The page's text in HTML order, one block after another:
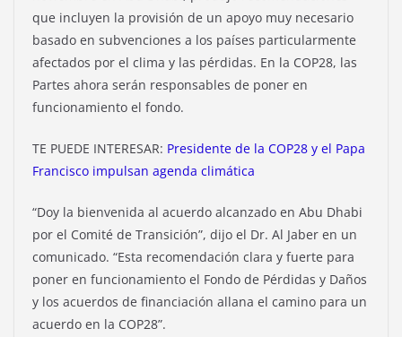
que incluyen la provisión de un apoyo muy necesario
basado en subvenciones a los países particularmente
afectados por el clima y las pérdidas. En la COP28, las
Partes ahora serán responsables de poner en
funcionamiento el fondo.
TE PUEDE INTERESAR: Presidente de la COP28 y el Papa
Francisco impulsan agenda climática
“Doy la bienvenida al acuerdo alcanzado en Abu Dhabi
por el Comité de Transición”, dijo el Dr. Al Jaber en un
comunicado. “Esta recomendación clara y fuerte para
poner en funcionamiento el Fondo de Pérdidas y Daños
y los acuerdos de financiación allana el camino para un
acuerdo en la COP28”.